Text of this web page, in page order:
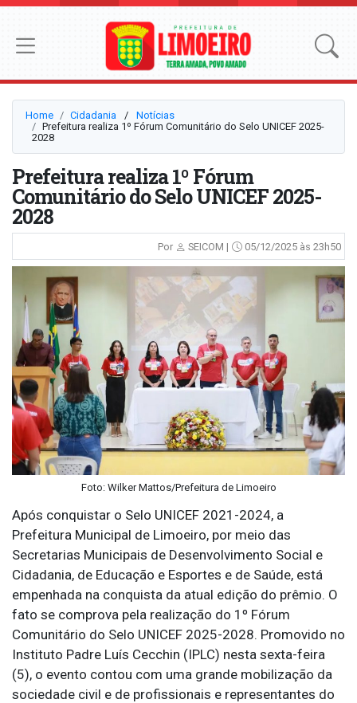
Home Cidadania ⠀/⠀ Notícias
Prefeitura realiza 1º Fórum Comunitário do Selo UNICEF 2025-
2028
Prefeitura realiza 1º Fórum
Comunitário do Selo UNICEF 2025-
2028
Por SEICOM | 05/12/2025 às 23h50
Foto: Wilker Mattos/Prefeitura de Limoeiro
Após conquistar o Selo UNICEF 2021-2024, a
Prefeitura Municipal de Limoeiro, por meio das
Secretarias Municipais de Desenvolvimento Social e
Cidadania, de Educação e Esportes e de Saúde, está
empenhada na conquista da atual edição do prêmio. O
fato se comprova pela realização do 1º Fórum
Comunitário do Selo UNICEF 2025-2028. Promovido no
Instituto Padre Luís Cecchin (IPLC) nesta sexta-feira
(5), o evento contou com uma grande mobilização da
sociedade civil e de profissionais e representantes do